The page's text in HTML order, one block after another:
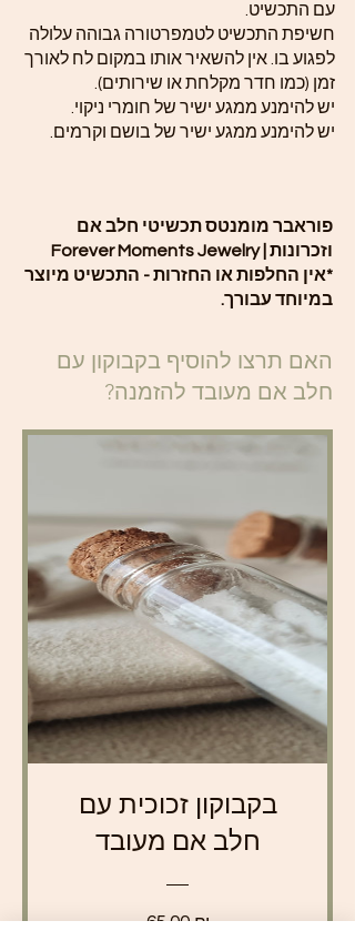
עם התכשיט.
חשיפת התכשיט לטמפרטורה גבוהה עלולה
לפגוע בו. אין להשאיר אותו במקום לח לאורך
זמן (כמו חדר מקלחת או שירותים).
יש להימנע ממגע ישיר של חומרי ניקוי.
יש להימנע ממגע ישיר של בושם וקרמים.
פוראבר מומנטס תכשיטי חלב אם
וזכרונות | Forever Moments Jewelry
*אין החלפות או החזרות - התכשיט מיוצר
במיוחד עבורך.
האם תרצו להוסיף בקבוקון עם
חלב אם מעובד להזמנה?
בקבוקון זכוכית עם
חלב אם מעובד
65.00 ₪מחיר